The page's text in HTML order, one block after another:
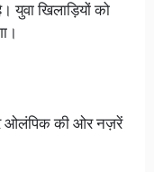
युवा खिलाड़ियों को
ओलंपिक की ओर नज़रें